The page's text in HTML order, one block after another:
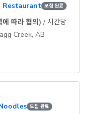
Restaurant 모집 완료
따라 협의) / 시간당
Creek, AB
모집 완료